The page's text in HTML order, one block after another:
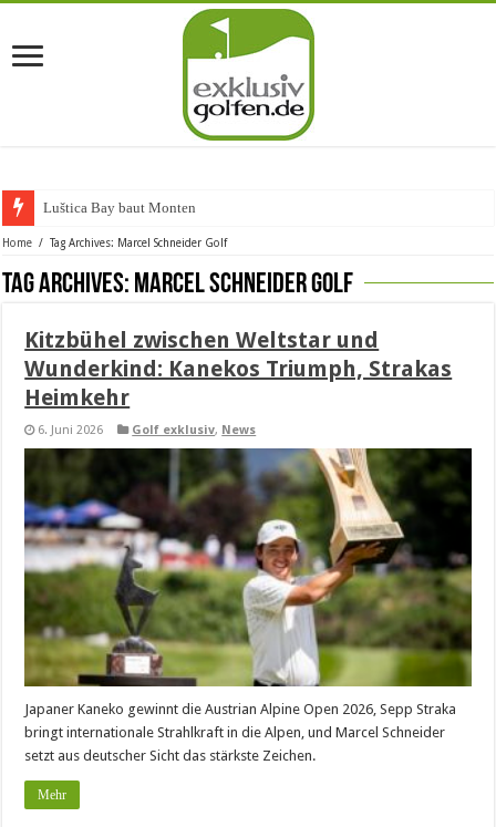
Luštica Bay baut Montenegros
Home / Tag Archives: Marcel Schneider Golf
Tag Archives: Marcel Schneider Golf
Kitzbühel zwischen Weltstar und
Wunderkind: Kanekos Triumph, Strakas
Heimkehr
6. Juni 2026 Golf exklusiv, News
Japaner Kaneko gewinnt die Austrian Alpine Open 2026, Sepp Straka
bringt internationale Strahlkraft in die Alpen, und Marcel Schneider
setzt aus deutscher Sicht das stärkste Zeichen.
Mehr